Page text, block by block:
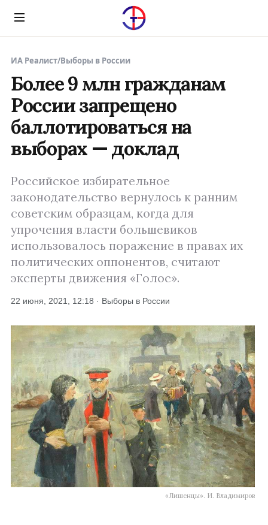
Menu
ИА Реалист/Выборы в России
Более 9 млн гражданам
России запрещено
баллотироваться на
выборах — доклад
Российское избирательное
законодательство вернулось к ранним
советским образцам, когда для
упрочения власти большевиков
использовалось поражение в правах их
политических оппонентов, считают
эксперты движения «Голос».
22 июня, 2021, 12:18 · Выборы в России
«Лишенцы». И. Владимиров